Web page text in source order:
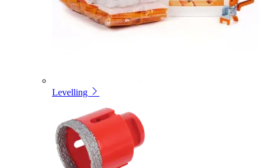
Levelling